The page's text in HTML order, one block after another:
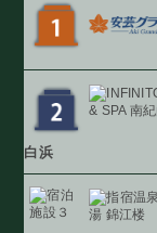
白浜